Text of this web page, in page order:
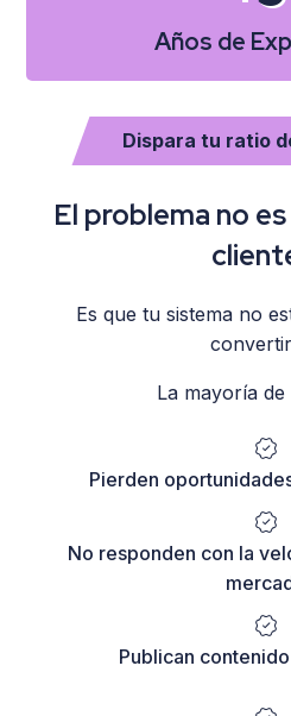
Años de
Dispara tu ratio
El problema no
Es que tu sistema no
La mayoría de
Pierden
No responden con la
Publican